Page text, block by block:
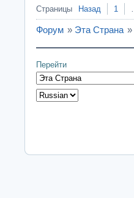
Страницы Назад 1
Форум » Эта Страна »
Перейти